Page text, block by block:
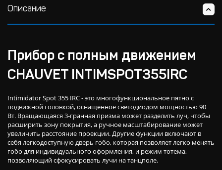
Описание
Прибор с полным движением
CHAUVET INTIMSPOT355IRC
Intimidator Spot 355 IRC - это многофункциональное пятно с
подвижной головкой, оснащенное светодиодом мощностью 90
Вт. Вращающаяся 3-гранная призма может разделить луч, чтобы
расширить зону покрытия, а ручное масштабирование может
увеличить расстояние проекции. Другие функции включают в
себя легкодоступную дверь гобо, которая позволяет легко менять
гобо для индивидуального оформления, и режим тотема,
позволяющий сфокусировать лучи на танцполе.